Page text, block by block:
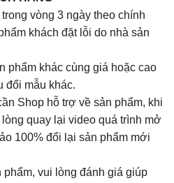
vòng 3 ngày theo chính
khách đặt lỗi do nhà sản
phẩm khác cùng giá hoặc cao
đổi mẫu khác.
Shop hỗ trợ về sản phẩm, khi
quay lại video quá trình mở
100% đổi lại sản phẩm mới
vui lòng đánh giá giúp